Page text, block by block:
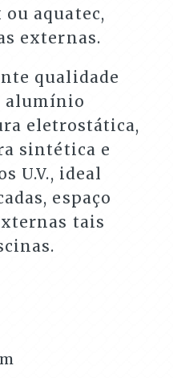
aquatec,
externas.
qualidade
alumínio
eletrostática,
sintética e
U.V., ideal
espaço
tais